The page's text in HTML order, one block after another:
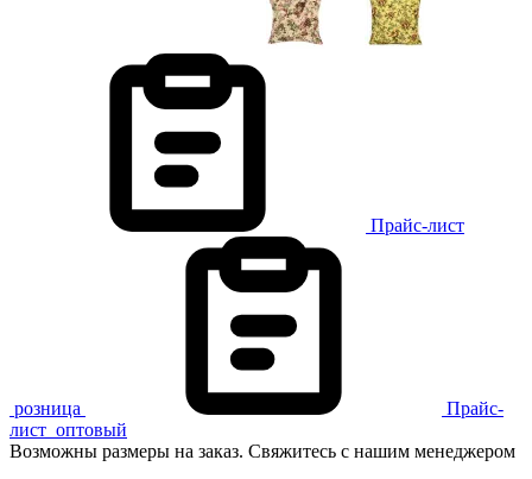
Прайс-лист
розница
Прайс-
лист оптовый
Возможны размеры на заказ. Свяжитесь с нашим менеджером